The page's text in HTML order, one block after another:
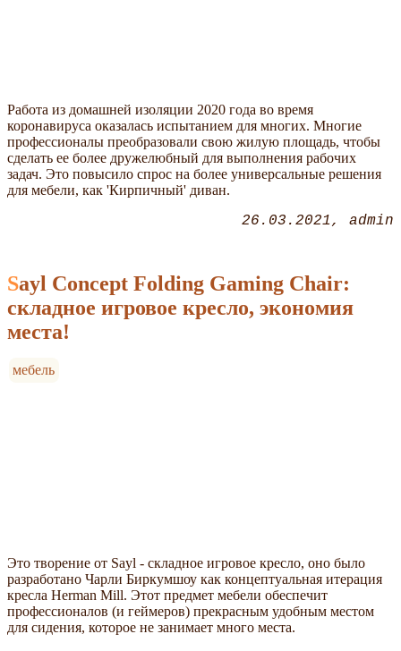
Работа из домашней изоляции 2020 года во время
коронавируса оказалась испытанием для многих. Многие
профессионалы преобразовали свою жилую площадь, чтобы
сделать ее более дружелюбный для выполнения рабочих
задач. Это повысило спрос на более универсальные решения
для мебели, как 'Кирпичный' диван.
26.03.2021 admin
Sayl Concept Folding Gaming Chair:
складное игровое кресло, экономия
места!
мебель
Это творение от Sayl - складное игровое кресло, оно было
разработано Чарли Биркумшоу как концептуальная итерация
кресла Herman Mill. Этот предмет мебели обеспечит
профессионалов (и геймеров) прекрасным удобным местом
для сидения, которое не занимает много места.